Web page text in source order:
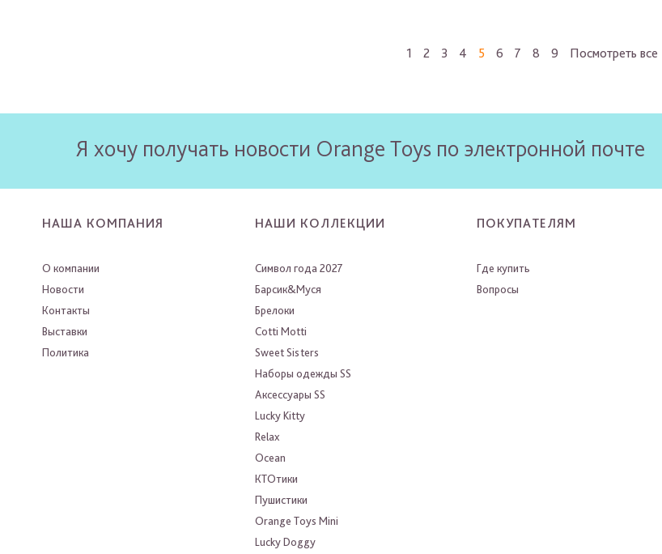
1 2 3 4 5 6 7 8 9 Посмотреть все
Я хочу получать новости Orange Toys по электронной почте
НАША КОМПАНИЯ
О компании
Новости
Контакты
Выставки
Политика
НАШИ КОЛЛЕКЦИИ
Символ года 2027
Барсик&Муся
Брелоки
Cotti Motti
Sweet Sisters
Наборы одежды SS
Аксессуары SS
Lucky Kitty
Relax
Ocean
КТОтики
Пушистики
Orange Toys Mini
Lucky Doggy
ПОКУПАТЕЛЯМ
Где купить
Вопросы